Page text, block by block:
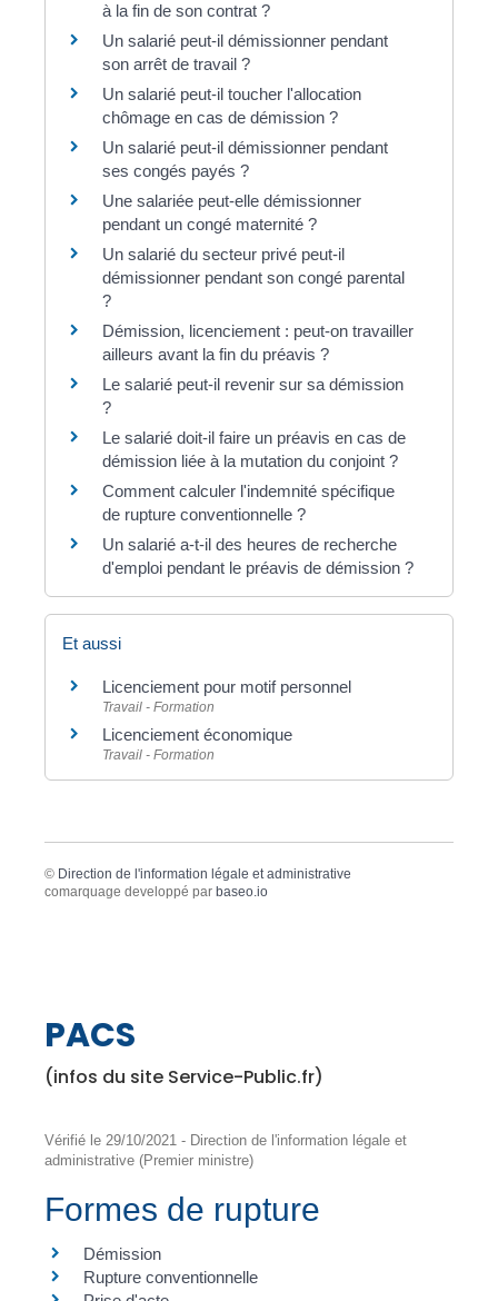
à la fin de son contrat ?
Un salarié peut-il démissionner pendant
son arrêt de travail ?
Un salarié peut-il toucher l'allocation
chômage en cas de démission ?
Un salarié peut-il démissionner pendant
ses congés payés ?
Une salariée peut-elle démissionner
pendant un congé maternité ?
Un salarié du secteur privé peut-il
démissionner pendant son congé parental
?
Démission, licenciement : peut-on travailler
ailleurs avant la fin du préavis ?
Le salarié peut-il revenir sur sa démission
?
Le salarié doit-il faire un préavis en cas de
démission liée à la mutation du conjoint ?
Comment calculer l'indemnité spécifique
de rupture conventionnelle ?
Un salarié a-t-il des heures de recherche
d'emploi pendant le préavis de démission ?
Et aussi
Licenciement pour motif personnel
Travail - Formation
Licenciement économique
Travail - Formation
© Direction de l'information légale et administrative
comarquage developpé par baseo.io
PACS
(infos du site Service-Public.fr)
Vérifié le 29/10/2021 - Direction de l'information légale et
administrative (Premier ministre)
Formes de rupture
Démission
Rupture conventionnelle